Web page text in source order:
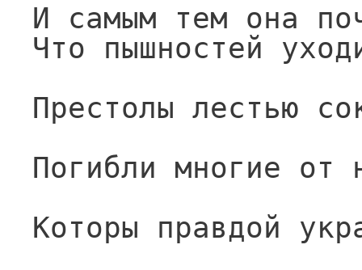
И самым тем она
Что пышностей
Престолы лестью
Погибли многие от
Которы правдой